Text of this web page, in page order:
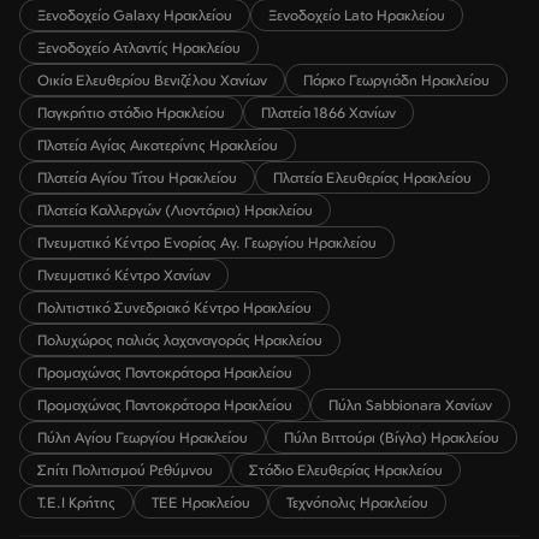
Ξενοδοχείο Galaxy Ηρακλείου
Ξενοδοχείο Lato Ηρακλείου
Ξενοδοχείο Ατλαντίς Ηρακλείου
Οικία Ελευθερίου Βενιζέλου Χανίων
Πάρκο Γεωργιάδη Ηρακλείου
Παγκρήτιο στάδιο Ηρακλείου
Πλατεία 1866 Χανίων
Πλατεία Αγίας Αικατερίνης Ηρακλείου
Πλατεία Αγίου Τίτου Ηρακλείου
Πλατεία Ελευθερίας Ηρακλείου
Πλατεία Καλλεργών (Λιοντάρια) Ηρακλείου
Πνευματικό Κέντρο Ενορίας Αγ. Γεωργίου Ηρακλείου
Πνευματικό Κέντρο Χανίων
Πολιτιστικό Συνεδριακό Κέντρο Ηρακλείου
Πολυχώρος παλιάς λαχαναγοράς Ηρακλείου
Προμαχώνας Παντοκράτορα Ηρακλείου
Προμαχώνας Παντοκράτορα Ηρακλείου
Πύλη Sabbionara Χανίων
Πύλη Αγίου Γεωργίου Ηρακλείου
Πύλη Βιττούρι (Βίγλα) Ηρακλείου
Σπίτι Πολιτισμού Ρεθύμνου
Στάδιο Ελευθερίας Ηρακλείου
Τ.Ε.Ι Κρήτης
ΤΕΕ Ηρακλείου Τεχνόπολις Ηρακλείου